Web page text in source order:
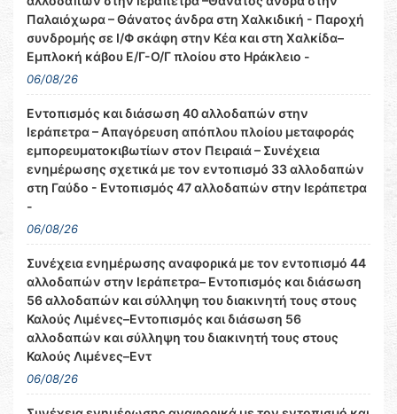
Παλαιόχωρα – Θάνατος άνδρα στη Χαλκιδική - Παροχή
συνδρομής σε Ι/Φ σκάφη στην Κέα και στη Χαλκίδα–
Εμπλοκή κάβου Ε/Γ-Ο/Γ πλοίου στο Ηράκλειο -
06/08/26
Εντοπισμός και διάσωση 40 αλλοδαπών στην
Ιεράπετρα – Απαγόρευση απόπλου πλοίου μεταφοράς
εμπορευματοκιβωτίων στον Πειραιά – Συνέχεια
ενημέρωσης σχετικά με τον εντοπισμό 33 αλλοδαπών
στη Γαύδο - Εντοπισμός 47 αλλοδαπών στην Ιεράπετρα
-
06/08/26
Συνέχεια ενημέρωσης αναφορικά με τον εντοπισμό 44
αλλοδαπών στην Ιεράπετρα– Εντοπισμός και διάσωση
56 αλλοδαπών και σύλληψη του διακινητή τους στους
Καλούς Λιμένες–Εντοπισμός και διάσωση 56
αλλοδαπών και σύλληψη του διακινητή τους στους
Καλούς Λιμένες–Εντ
06/08/26